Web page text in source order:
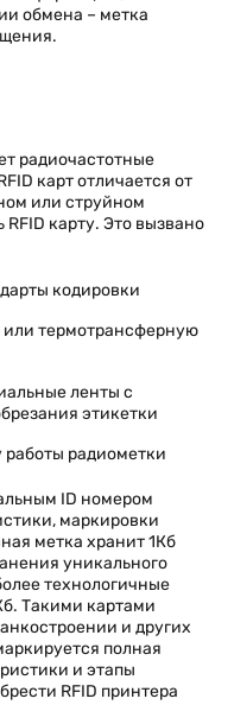
обмена – метка
радиочастотные
карт отличается от
или струйном
карту. Это вызвано
кодировки
или термотрансферную
ленты с
этикетки
работы радиометки
ID номером
маркировки
метка хранит 1Кб
уникального
технологичные
Такими картами
и других
полная
и этапы
RFID принтера